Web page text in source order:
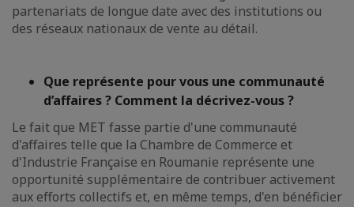
partenariats de longue date avec des institutions ou
des réseaux nationaux de vente au détail.
Que représente pour vous une communauté
d’affaires ? Comment la décrivez-vous ?
Le fait que MET fasse partie d'une communauté
d'affaires telle que la Chambre de Commerce et
d'Industrie Française en Roumanie représente une
opportunité supplémentaire de contribuer activement
aux efforts collectifs et, en même temps, d'en bénéficier